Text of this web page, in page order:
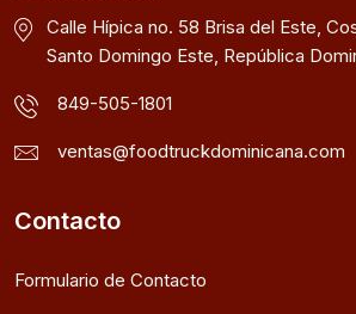
Calle Hípica no. 58 Brisa del Este,
Santo Domingo Este, República
849-505-1801
ventas@foodtruckdominicana.com
Contacto
Formulario de Contacto